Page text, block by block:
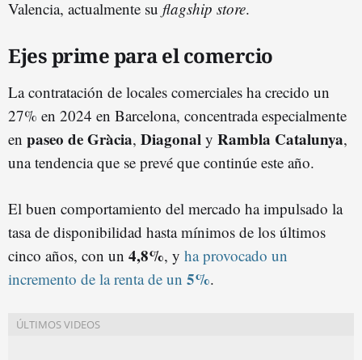
Valencia, actualmente su flagship store.
Ejes prime para el comercio
La contratación de locales comerciales ha crecido un
27% en 2024 en Barcelona, concentrada especialmente
en paseo de Gràcia, Diagonal y Rambla Catalunya,
una tendencia que se prevé que continúe este año.
El buen comportamiento del mercado ha impulsado la
tasa de disponibilidad hasta mínimos de los últimos
cinco años, con un 4,8%, y ha provocado un
incremento de la renta de un 5%.